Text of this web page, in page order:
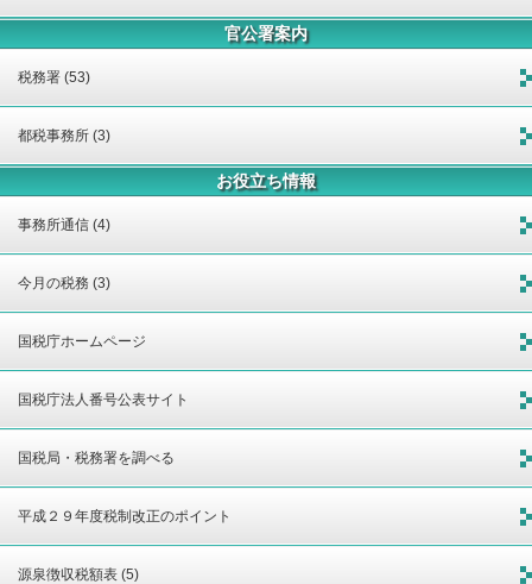
官公署案内
税務署 (53)
都税事務所 (3)
お役立ち情報
事務所通信 (4)
今月の税務 (3)
国税庁ホームページ
国税庁法人番号公表サイト
国税局・税務署を調べる
平成２９年度税制改正のポイント
源泉徴収税額表 (5)